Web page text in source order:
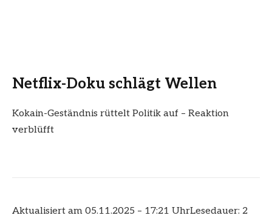
Netflix-Doku schlägt Wellen
Kokain-Geständnis rüttelt Politik auf – Reaktion
verblüfft
Aktualisiert am 05.11.2025 – 17:21 UhrLesedauer: 2